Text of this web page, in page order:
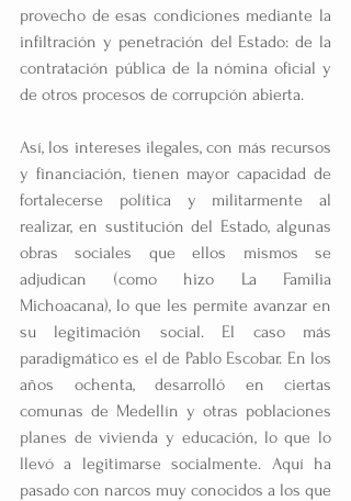
provecho de esas condiciones mediante la
infiltración y penetración del Estado: de la
contratación pública de la nómina oficial y
de otros procesos de corrupción abierta.
Así, los intereses ilegales, con más recursos
y financiación, tienen mayor capacidad de
fortalecerse política y militarmente al
realizar, en sustitución del Estado, algunas
obras sociales que ellos mismos se
adjudican (como hizo La Familia
Michoacana), lo que les permite avanzar en
su legitimación social. El caso más
paradigmático es el de Pablo Escobar. En los
años ochenta, desarrolló en ciertas
comunas de Medellín y otras poblaciones
planes de vivienda y educación, lo que lo
llevó a legitimarse socialmente. Aquí ha
pasado con narcos muy conocidos a los que